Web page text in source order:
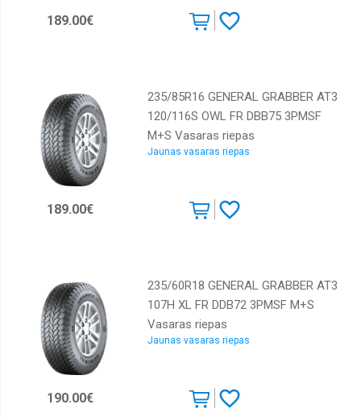
189.00€
235/85R16 GENERAL GRABBER AT3
120/116S OWL FR DBB75 3PMSF
M+S Vasaras riepas
Jaunas vasaras riepas
189.00€
235/60R18 GENERAL GRABBER AT3
107H XL FR DDB72 3PMSF M+S
Vasaras riepas
Jaunas vasaras riepas
190.00€